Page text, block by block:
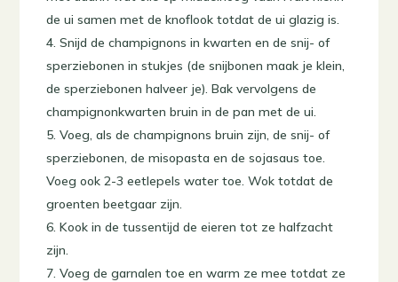
de ui samen met de knoflook totdat de ui glazig is.
Snijd de champignons in kwarten en de snij- of
sperziebonen in stukjes (de snijbonen maak je klein,
de sperziebonen halveer je). Bak vervolgens de
champignonkwarten bruin in de pan met de ui.
Voeg, als de champignons bruin zijn, de snij- of
sperziebonen, de misopasta en de sojasaus toe.
Voeg ook 2-3 eetlepels water toe. Wok totdat de
groenten beetgaar zijn.
Kook in de tussentijd de eieren tot ze halfzacht
zijn.
Voeg de garnalen toe en warm ze mee totdat ze